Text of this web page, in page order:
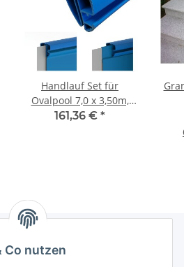
Co nutzen
Handlauf Set für
Ovalpool 7,0 x 3,50m,
blau
161,36 € *